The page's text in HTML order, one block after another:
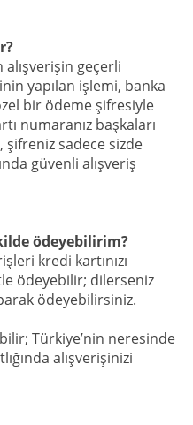
alışverişin geçerli
yapılan işlemi, banka
bir ödeme şifresiyle
numaranız başkaları
sadece sizde
güvenli alışveriş
ödeyebilirim?
kredi kartınızı
ödeyebilir; dilerseniz
ödeyebilirsiniz.
Türkiye’nin neresinde
alışverişinizi